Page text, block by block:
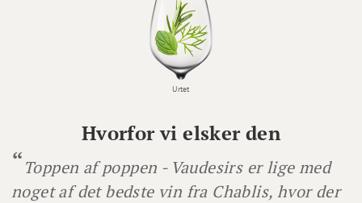
Hvorfor vi elsker den
Toppen af poppen - Vaudesirs er lige med
noget af det bedste vin fra Chablis, hvor der
Urtet